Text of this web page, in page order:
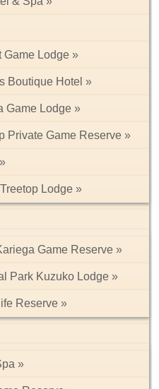
Game Lodge
Boutique Hotel
Game Lodge
Private Game Reserve
Lodge
Game Reserve
Park Kuzuko Lodge
Reserve